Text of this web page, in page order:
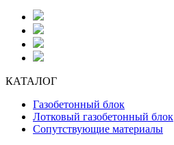
КАТАЛОГ
Газобетонный блок
Лотковый газобетонный блок
Сопутствующие материалы